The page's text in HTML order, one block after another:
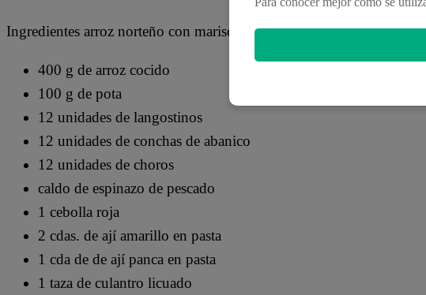
Ingredientes arroz norteño con mariscos borrachitos
400 g de arroz cocido
100 g de pota
12 unidades de langostinos
12 unidades de conchas de abanico
12 unidades de choros
caldo de espinazo de pescado
1 cebolla roja
2 cdas. de ají amarillo en pasta
1 cda de de ají panca en pasta
1 taza de culantro licuado